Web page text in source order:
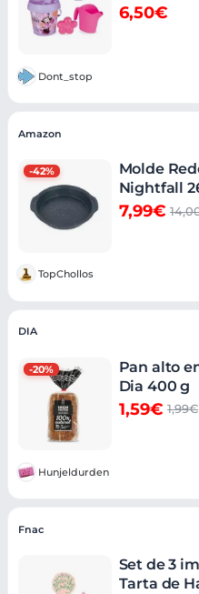
6,50€
Dont_stop
-42%
Amazon
Molde
Nightfall
7,99€
TopChollos
-20%
DIA
Pan alto
Dia 400 g
1,59€ 1,99€
Hunjeldurden
Fnac
Set de 3
Tarta de